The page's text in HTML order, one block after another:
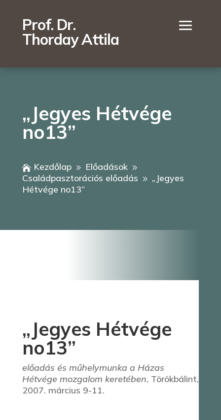
Prof. Dr.
Thorday Attila
„Jegyes Hétvége
no13”
 Kezdőlap 9 Előadások 9
Családpasztorációs előadás 9 „Jegyes
Hétvége no13”
„Jegyes Hétvége
no13”
előadás és műhelymunka a Házas
Hétvége mozgalom keretében, Törökbálint,
2007. március 9-11.